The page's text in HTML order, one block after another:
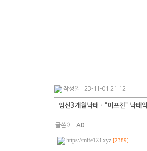
작성일 : 23-11-01 21:12
임신3개월낙태 - “미프진” 낙태
글쓴이 :AD
https://mife123.xyz [2389]